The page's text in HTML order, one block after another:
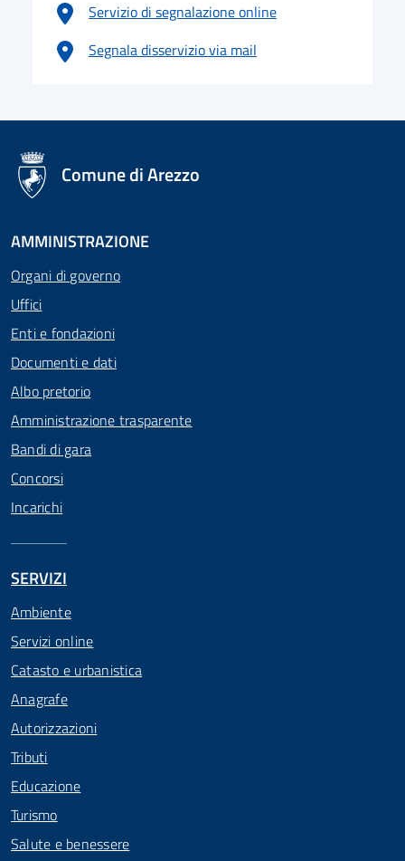
Servizio di segnalazione online
Segnala disservizio via mail
logo Unione Europea
Comune di Arezzo
AMMINISTRAZIONE
Organi di governo
Uffici
Enti e fondazioni
Documenti e dati
Albo pretorio
Amministrazione trasparente
Bandi di gara
Concorsi
Incarichi
SERVIZI
Ambiente
Servizi online
Catasto e urbanistica
Anagrafe
Autorizzazioni
Tributi
Educazione
Turismo
Salute e benessere